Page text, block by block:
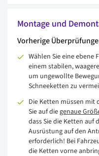
Montage und
Vorherige
Wählen Sie eine ebene
einem stabilen,
um ungewollte
Schneeketten zu
Die Ketten müssen mit
Sie auf diegenaue
dass Sie die Ketten auf
Ausrüstung auf den
erforderlich! Bei
die Ketten vorne